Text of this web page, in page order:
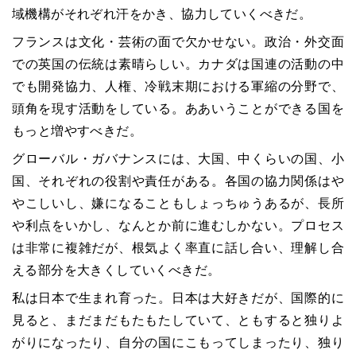
域機構がそれぞれ汗をかき、協力していくべきだ。
フランスは文化・芸術の面で欠かせない。政治・外交面
での英国の伝統は素晴らしい。カナダは国連の活動の中
でも開発協力、人権、冷戦末期における軍縮の分野で、
頭角を現す活動をしている。ああいうことができる国を
もっと増やすべきだ。
グローバル・ガバナンスには、大国、中くらいの国、小
国、それぞれの役割や責任がある。各国の協力関係はや
やこしいし、嫌になることもしょっちゅうあるが、長所
や利点をいかし、なんとか前に進むしかない。プロセス
は非常に複雑だが、根気よく率直に話し合い、理解し合
える部分を大きくしていくべきだ。
私は日本で生まれ育った。日本は大好きだが、国際的に
見ると、まだまだもたもたしていて、ともすると独りよ
がりになったり、自分の国にこもってしまったり、独り